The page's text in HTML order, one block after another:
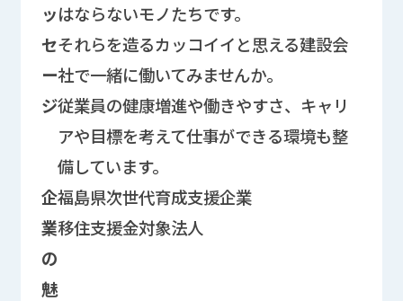
ッ
セ
ー
ジ
はならないモノたちです。
それらを造るカッコイイと思える建設会
社で一緒に働いてみませんか。
従業員の健康増進や働きやすさ、キャリ
アや目標を考えて仕事ができる環境も整
備しています。
企
業
の
魅
福島県次世代育成支援企業
移住支援金対象法人